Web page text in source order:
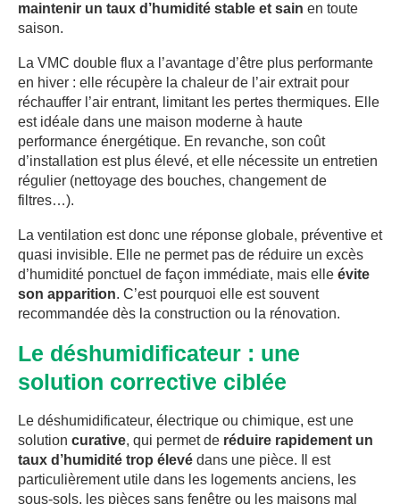
maintenir un taux d’humidité stable et sain en toute
saison.
La VMC double flux a l’avantage d’être plus performante
en hiver : elle récupère la chaleur de l’air extrait pour
réchauffer l’air entrant, limitant les pertes thermiques. Elle
est idéale dans une maison moderne à haute
performance énergétique. En revanche, son coût
d’installation est plus élevé, et elle nécessite un entretien
régulier (nettoyage des bouches, changement de
filtres…).
La ventilation est donc une réponse globale, préventive et
quasi invisible. Elle ne permet pas de réduire un excès
d’humidité ponctuel de façon immédiate, mais elle évite
son apparition. C’est pourquoi elle est souvent
recommandée dès la construction ou la rénovation.
Le déshumidificateur : une
solution corrective ciblée
Le déshumidificateur, électrique ou chimique, est une
solution curative, qui permet de réduire rapidement un
taux d’humidité trop élevé dans une pièce. Il est
particulièrement utile dans les logements anciens, les
sous-sols, les pièces sans fenêtre ou les maisons mal